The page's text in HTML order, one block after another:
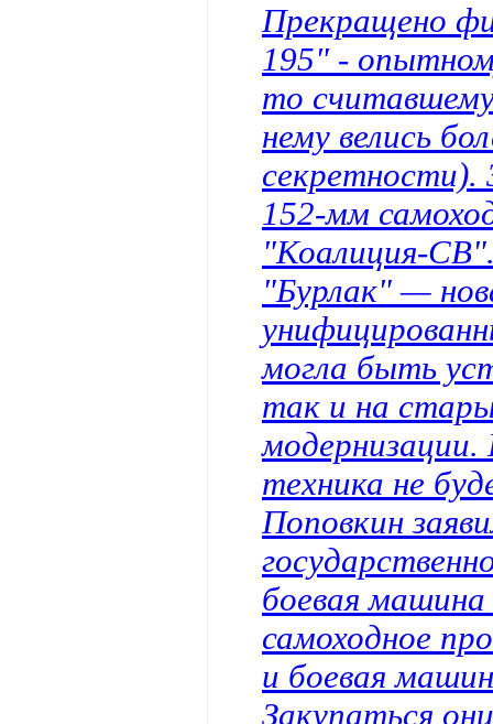
Прекращено
195" -
то
нему велись
152-мм
"Коалиция-
"Бурлак" —
могла быть
так и на
модернизации.
техника не
Поповкин
боевая
самоходное
и боевая
Закупаться